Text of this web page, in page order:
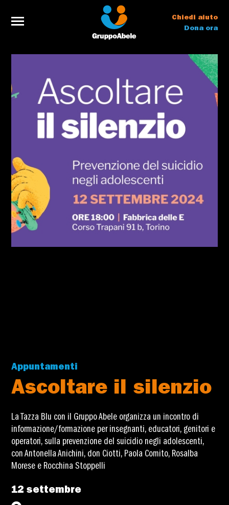
Chiedi aiuto
Dona ora
Appuntamenti
Ascoltare il silenzio
La Tazza Blu con il Gruppo Abele organizza un incontro di
informazione/formazione per insegnanti, educatori, genitori e
operatori, sulla prevenzione del suicidio negli adolescenti,
con Antonella Anichini, don Ciotti, Paola Comito, Rosalba
Morese e Rocchina Stoppelli
12 settembre